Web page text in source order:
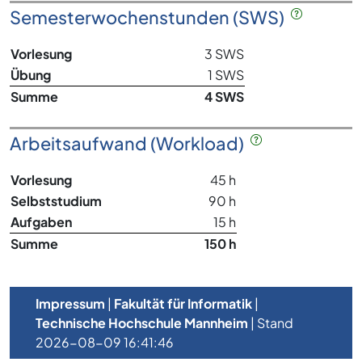
Semesterwochenstunden (SWS)
Vorlesung
3 SWS
Übung
1 SWS
Summe
4 SWS
Arbeitsaufwand (Workload)
Vorlesung
45 h
Selbststudium
90 h
Aufgaben
15 h
Summe
150 h
Impressum | Fakultät für Informatik|
Technische Hochschule Mannheim | Stand
2026-08-09 16:41:46